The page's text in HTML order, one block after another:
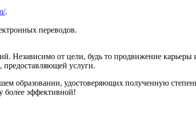
.
переводов.
от цели, будь то продвижение
предоставляющей услуги.
образовании, удостоверяющих полученную
более эффективной!